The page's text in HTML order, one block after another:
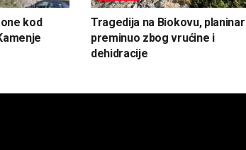
kod
Tragedija na Biokovu, planinar
preminuo zbog vrućine i
dehidracije